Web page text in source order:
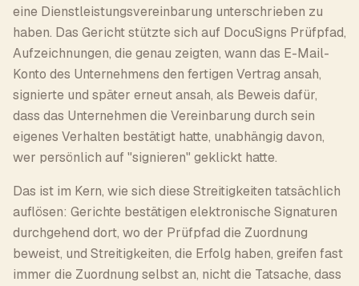
eine Dienstleistungsvereinbarung unterschrieben zu
haben. Das Gericht stützte sich auf DocuSigns Prüfpfad,
Aufzeichnungen, die genau zeigten, wann das E-Mail-
Konto des Unternehmens den fertigen Vertrag ansah,
signierte und später erneut ansah, als Beweis dafür,
dass das Unternehmen die Vereinbarung durch sein
eigenes Verhalten bestätigt hatte, unabhängig davon,
wer persönlich auf "signieren" geklickt hatte.
Das ist im Kern, wie sich diese Streitigkeiten tatsächlich
auflösen: Gerichte bestätigen elektronische Signaturen
durchgehend dort, wo der Prüfpfad die Zuordnung
beweist, und Streitigkeiten, die Erfolg haben, greifen fast
immer die Zuordnung selbst an, nicht die Tatsache, dass